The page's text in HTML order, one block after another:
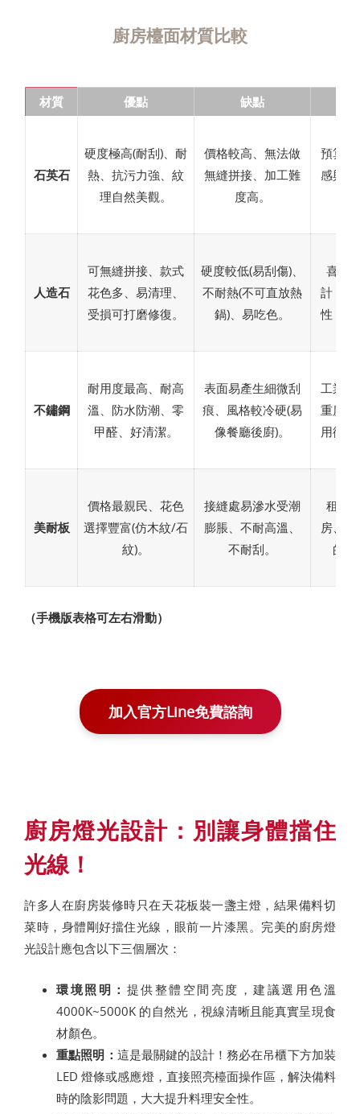
廚房檯面材質比較
材質 優點 缺點
石英石
硬度極高(耐刮)、耐
熱、抗污力強、紋
理自然美觀。
價格較高、無法做
無縫拼接、加工難
度高。
預算充
感與耐
人造石
可無縫拼接、款式
花色多、易清理、
受損可打磨修復。
硬度較低(易刮傷)、
不耐熱(不可直放熱
鍋)、易吃色。
喜歡
計，注
性，預
不鏽鋼
耐用度最高、耐高
溫、防水防潮、零
甲醛、好清潔。
表面易產生細微刮
痕、風格較冷硬(易
像餐廳後廚)。
工業
重度烹
用衛
美耐板
價格最親民、花色
選擇豐富(仿木紋/石
紋)。
接縫處易滲水受潮
膨脹、不耐高溫、
不耐刮。
租屋
房、
的
（手機版表格可左右滑動）
加入官方Line免費諮詢
廚房燈光設計：別讓身體擋住
光線！
許多人在廚房裝修時只在天花板裝一盞主燈，結果備料切
菜時，身體剛好擋住光線，眼前一片漆黑。完美的廚房燈
光設計應包含以下三個層次：
環境照明： 提供整體空間亮度，建議選用色溫
4000K~5000K 的自然光，視線清晰且能真實呈現食
材顏色。
重點照明： 這是最關鍵的設計！務必在吊櫃下方加裝
LED 燈條或感應燈，直接照亮檯面操作區，解決備料
時的陰影問題，大大提升料理安全性。